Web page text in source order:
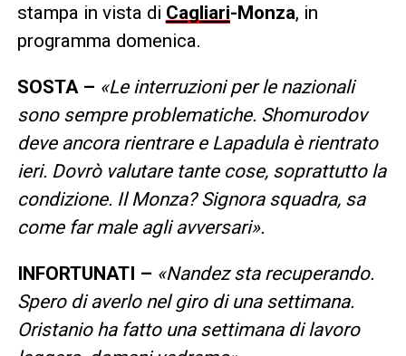
stampa in vista di Cagliari-Monza, in
programma domenica.
SOSTA – «Le interruzioni per le nazionali
sono sempre problematiche. Shomurodov
deve ancora rientrare e Lapadula è rientrato
ieri. Dovrò valutare tante cose, soprattutto la
condizione. Il Monza? Signora squadra, sa
come far male agli avversari».
INFORTUNATI – «Nandez sta recuperando.
Spero di averlo nel giro di una settimana.
Oristanio ha fatto una settimana di lavoro